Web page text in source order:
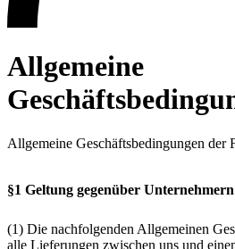
Allgemeine
Allgemeine Geschäftsbedingungen der
§1 Geltung gegenüber
(1) Die nachfolgenden Allgemeinen
alle Lieferungen zwischen uns und